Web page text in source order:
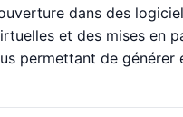
dans des
et des mises en
permettant de générer